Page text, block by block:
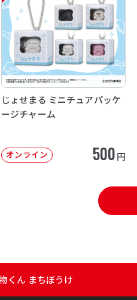
じょせまる ミニチュアパッケ
ージチャーム
オンライン 500円
くん まちぼうけ